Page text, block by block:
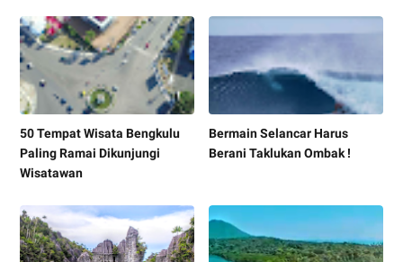
50 Tempat Wisata Bengkulu
Paling Ramai Dikunjungi
Wisatawan
Bermain Selancar Harus
Berani Taklukan Ombak !